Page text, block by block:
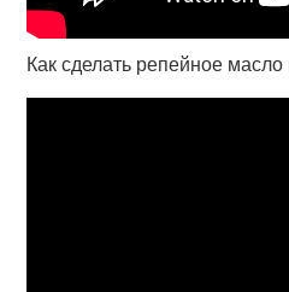
Как сделать репейное